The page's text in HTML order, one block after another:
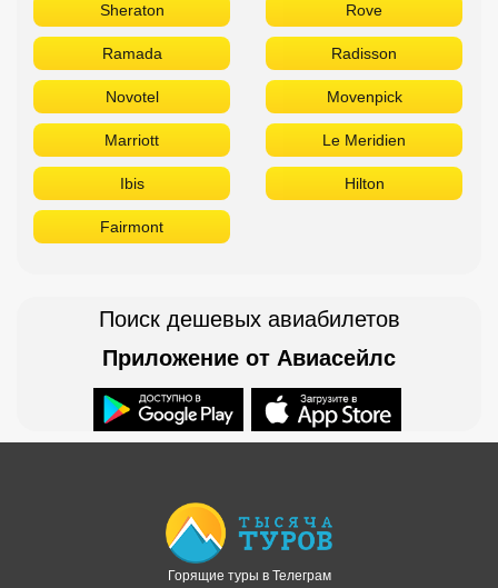
Sheraton Rove
Ramada Radisson
Novotel Movenpick
Marriott Le Meridien
Ibis Hilton
Fairmont
Поиск дешевых авиабилетов
Приложение от Авиасейлс
Горящие туры в Телеграм